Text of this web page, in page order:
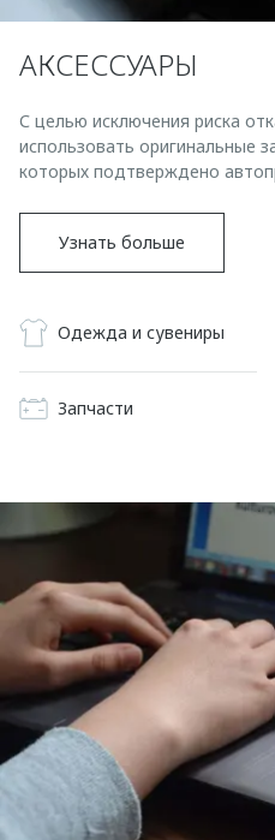
АКСЕССУАРЫ
С целью исключения риска
использовать оригинальные
которых подтверждено
Узнать больше
Одежда и сувениры
Запчасти